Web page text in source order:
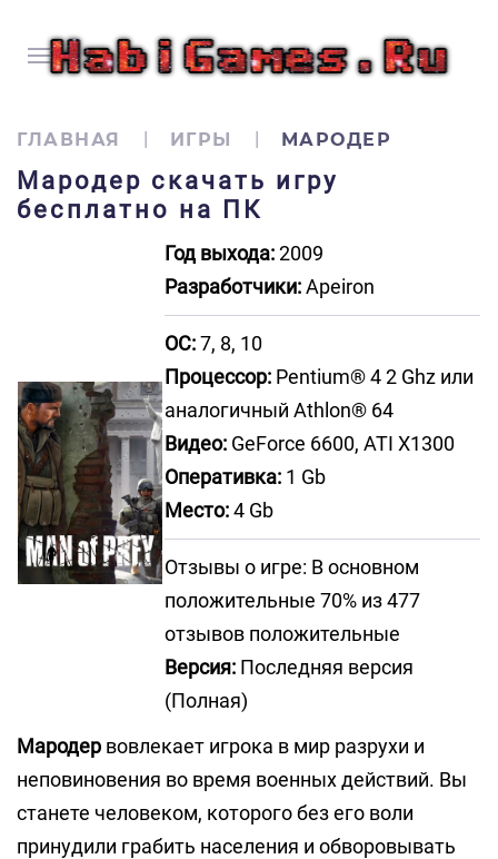
ГЛАВНАЯ ИГРЫ МАРОДЕР
Мародер скачать игру
бесплатно на ПК
Год выхода:2009
Разработчики:Apeiron
ОС:7, 8, 10
Процессор: Pentium® 4 2 Ghz или
аналогичный Athlon® 64
Видео: GeForce 6600, ATI X1300
Оперативка: 1 Gb
Место:4 Gb
Отзывы о игре: В основном
положительные 70% из 477
отзывов положительные
Версия: Последняя версия
(Полная)
Мародер вовлекает игрока в мир разрухи и
неповиновения во время военных действий. Вы
станете человеком, которого без его воли
принудили грабить населения и обворовывать